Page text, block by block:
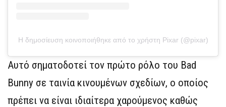
Η δημοσίευση κοινοποιήθηκε από το χρήστη Pixar (@pixar)
Αυτό σηματοδοτεί τον πρώτο ρόλο του Bad
Bunny σε ταινία κινουμένων σχεδίων, ο οποίος
πρέπει να είναι ιδιαίτερα χαρούμενος καθώς